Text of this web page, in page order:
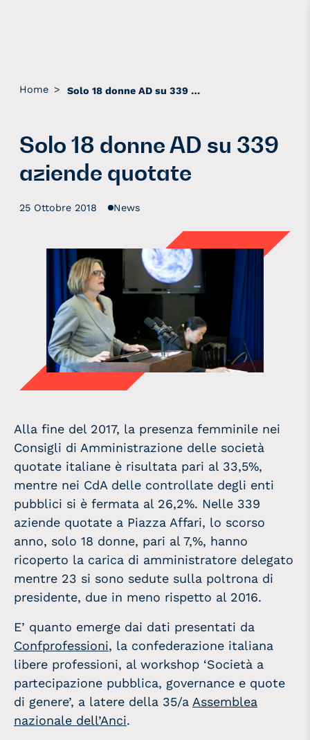
Home > Solo 18 donne AD su 339 aziende quotate
Solo 18 donne AD su 339
aziende quotate
25 Ottobre 2018 News
Alla fine del 2017, la presenza femminile nei
Consigli di Amministrazione delle società
quotate italiane è risultata pari al 33,5%,
mentre nei CdA delle controllate degli enti
pubblici si è fermata al 26,2%. Nelle 339
aziende quotate a Piazza Affari, lo scorso
anno, solo 18 donne, pari al 7,%, hanno
ricoperto la carica di amministratore delegato
mentre 23 si sono sedute sulla poltrona di
presidente, due in meno rispetto al 2016.
E’ quanto emerge dai dati presentati da
Confprofessioni, la confederazione italiana
libere professioni, al workshop ‘Società a
partecipazione pubblica, governance e quote
di genere’, a latere della 35/a Assemblea
nazionale dell’Anci.